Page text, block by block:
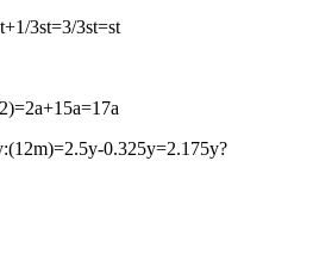
3st=3/3st=st
0.325y=2.175y?